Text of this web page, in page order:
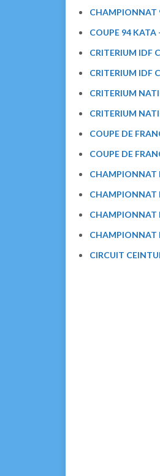
CHAMPIONNAT
COUPE 94
CRITERIUM IDF
CRITERIUM IDF
CRITERIUM
CRITERIUM
COUPE DE
COUPE DE
CHAMPIONNAT
CHAMPIONNAT
CHAMPIONNAT
CHAMPIONNAT
CIRCUIT